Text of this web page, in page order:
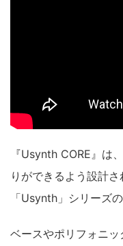
『Usynth CORE』は
りができるよう設計
「Usynth」シリーズの
ベースやポリフォニ